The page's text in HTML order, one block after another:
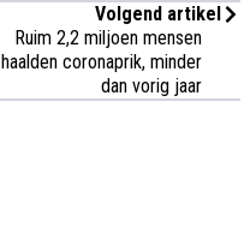
Volgend artikel
Ruim 2,2 miljoen mensen
haalden coronaprik, minder
dan vorig jaar